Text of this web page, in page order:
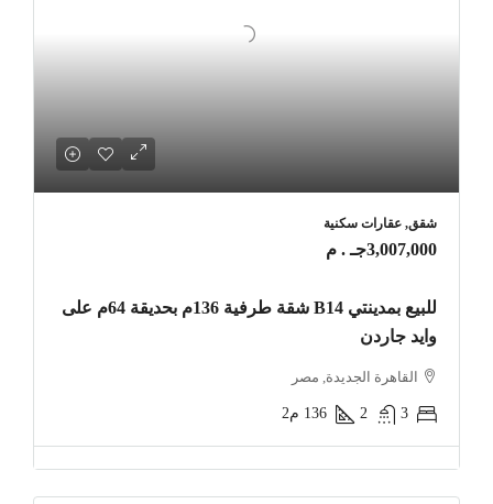
شقق, عقارات سكنية
3,007,000جـ . م
للبيع بمدينتي B14 شقة طرفية 136م بحديقة 64م على
وايد جاردن
القاهرة الجديدة, مصر
3
2
136 م2